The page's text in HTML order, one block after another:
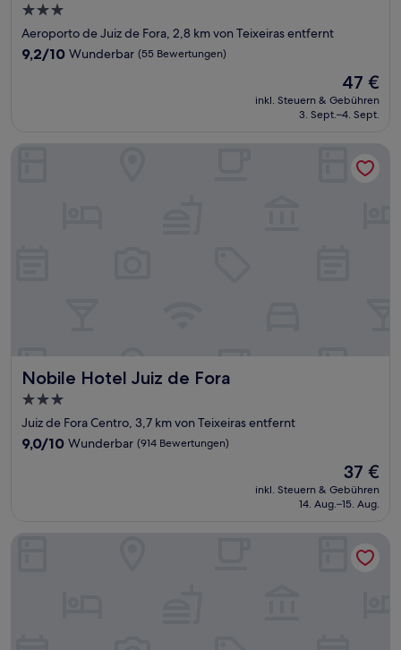
3.0-
Sterne-
Unterkunft
Aeroporto de Juiz de Fora, 2,8 km von Teixeiras entfernt
9.2
9,2/10 Wunderbar (55 Bewertungen)
Der
Preis
beträgt
47 €
inkl. Steuern & Gebühren
3. Sept.–4. Sept.
Nobile Hotel Juiz de Fora
Nobile Hotel Juiz de Fora
3.0-
Sterne-
Unterkunft
Juiz de Fora Centro, 3,7 km von Teixeiras entfernt
9.0
9,0/10 Wunderbar (914 Bewertungen)
Der
Preis
beträgt
37 €
inkl. Steuern & Gebühren
14. Aug.–15. Aug.
Nobile Hotel Juiz de Fora